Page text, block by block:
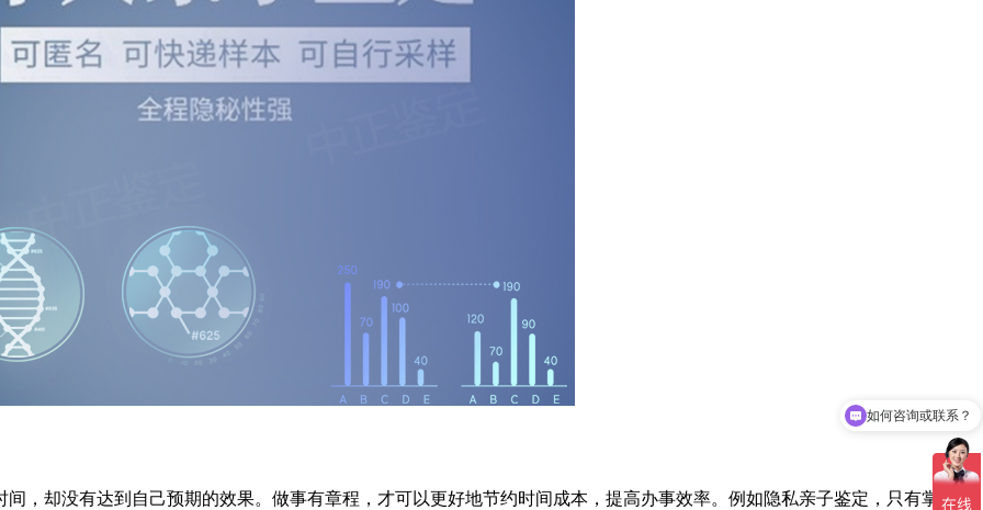
，却没有达到自己预期的效果。做事有章程，才可以更好地节约时间成本，提高办事效率。例如隐私亲子鉴定，只有掌握了
结果准确吗？出报告时间快吗？